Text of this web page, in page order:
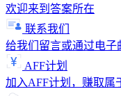
欢迎来到答案所在
联系我们
给我们留言或通过电子
AFF计划
加入AFF计划，赚取属